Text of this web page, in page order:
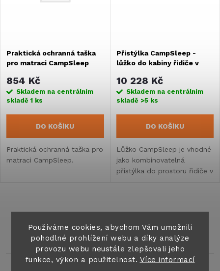
Používáme cookies, abychom Vám umožnili
pohodlné prohlížení webu a díky analýze
provozu webu neustále zlepšovali jeho
funkce, výkon a použitelnost. Více informací
Praktická ochranná taška
pro matraci CampSleep
854 Kč
Skladem na centrálním
skladě1 ks
DO KOŠÍKU
Praktická ochranná taška pro
matraci CampSleep.
Přistýlka CampSleep -
lůžko do kabiny řidiče v
10 228 Kč
Skladem na centrálním
skladě >5 ks
DO KOŠÍKU
Lůžko CampSleep je vhodné
jako kombinovatelná
přistýlka do prostoru řidiče v
O